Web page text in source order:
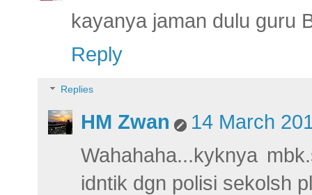
kayanya jaman dulu guru
Reply
Replies
HM Zwan
14 March
Wahahaha...kyknya
idntik dgn polisi sekolsh